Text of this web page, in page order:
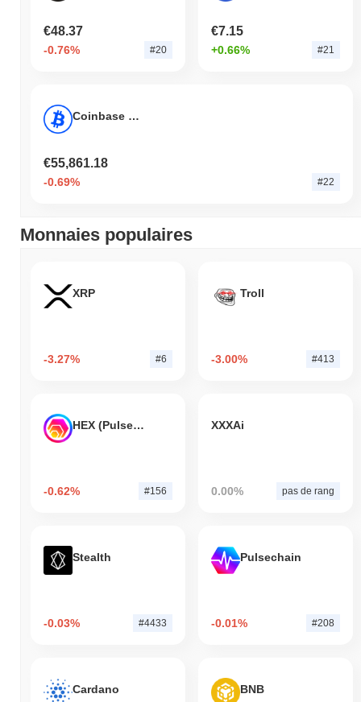
€48.37
-0.76% #20
€7.15
+0.66% #21
Coinbase Wrapped BTC
€55,861.18
-0.69% #22
Monnaies populaires
XRP
-3.27% #6
Troll
-3.00% #413
HEX (Pulsechain)
-0.62% #156
XXXAi
0.00% pas de rang
Stealth
-0.03% #4433
Pulsechain
-0.01% #208
Cardano BNB